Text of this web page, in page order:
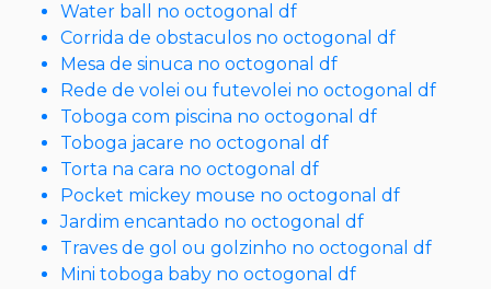
Water ball no octogonal df
Corrida de obstaculos no octogonal df
Mesa de sinuca no octogonal df
Rede de volei ou futevolei no octogonal df
Toboga com piscina no octogonal df
Toboga jacare no octogonal df
Torta na cara no octogonal df
Pocket mickey mouse no octogonal df
Jardim encantado no octogonal df
Traves de gol ou golzinho no octogonal df
Mini toboga baby no octogonal df